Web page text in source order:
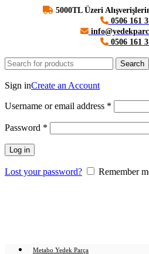
5000TL Üzeri
0506 161
0506 161
Search
Sign inCreate an Account
Username or email address *
Password *
Log in
Lost your password?
Remember
Metabo Yedek Parça